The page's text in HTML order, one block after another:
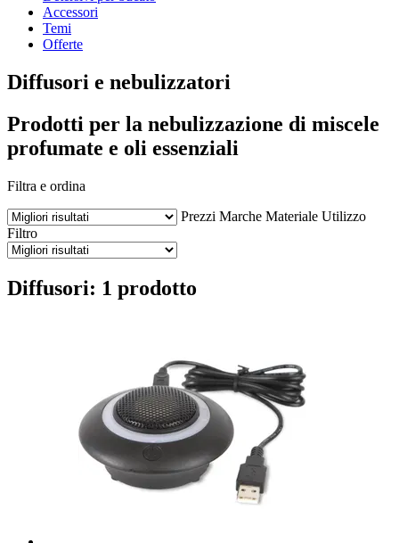
Accessori
Temi
Offerte
Diffusori e nebulizzatori
Prodotti per la nebulizzazione di miscele
profumate e oli essenziali
Filtra e ordina
Prezzi Marche Materiale Utilizzo
Filtro
Diffusori: 1 prodotto